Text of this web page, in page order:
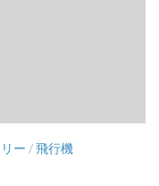
ー /飛行機